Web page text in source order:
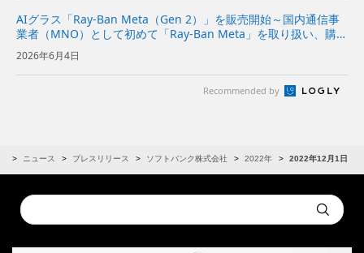
AIグラス「Ray-Ban Meta（Gen 2）」を販売開始～国内通信事
業者（MNO）として初めて「Ray-Ban Meta」を取り扱い、購入
後の初期設定に関する店頭サポートも実施～
2026年6月4日
Recommended by
ニュース プレスリリース ソフトバンク株式会社 2022年 2022年12月1日
Conduct
a
Submit